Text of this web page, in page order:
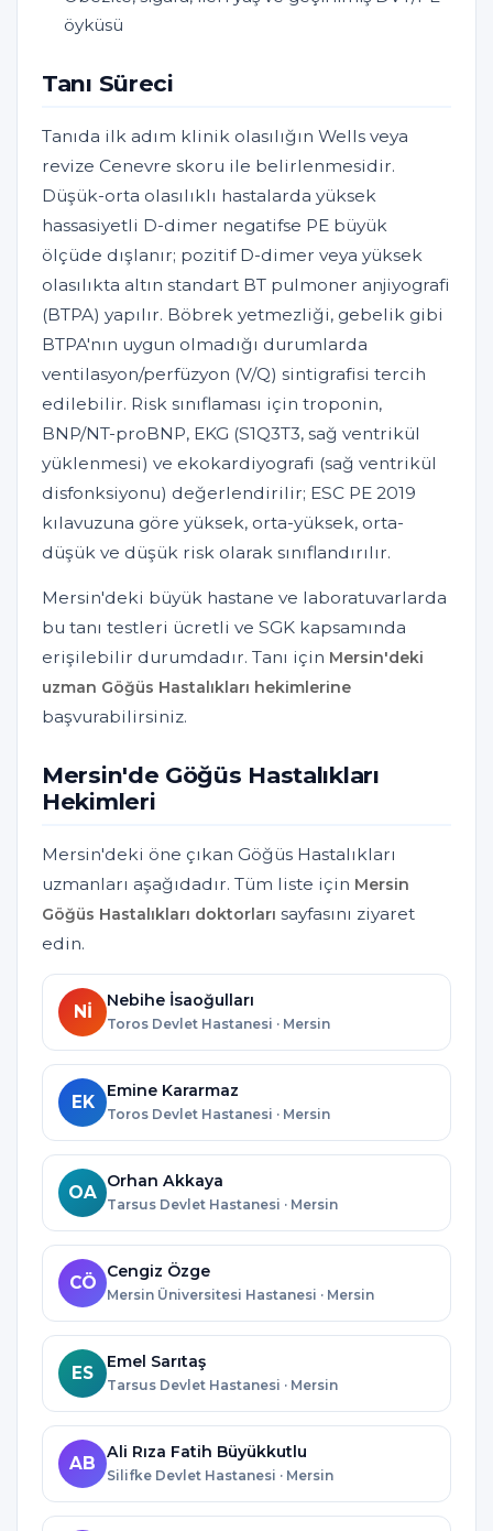
öyküsü
Tanı Süreci
Tanıda ilk adım klinik olasılığın Wells veya
revize Cenevre skoru ile belirlenmesidir.
Düşük-orta olasılıklı hastalarda yüksek
hassasiyetli D-dimer negatifse PE büyük
ölçüde dışlanır; pozitif D-dimer veya yüksek
olasılıkta altın standart BT pulmoner anjiyografi
(BTPA) yapılır. Böbrek yetmezliği, gebelik gibi
BTPA'nın uygun olmadığı durumlarda
ventilasyon/perfüzyon (V/Q) sintigrafisi tercih
edilebilir. Risk sınıflaması için troponin,
BNP/NT-proBNP, EKG (S1Q3T3, sağ ventrikül
yüklenmesi) ve ekokardiyografi (sağ ventrikül
disfonksiyonu) değerlendirilir; ESC PE 2019
kılavuzuna göre yüksek, orta-yüksek, orta-
düşük ve düşük risk olarak sınıflandırılır.
Mersin'deki büyük hastane ve laboratuvarlarda
bu tanı testleri ücretli ve SGK kapsamında
erişilebilir durumdadır. Tanı için Mersin'deki
uzman Göğüs Hastalıkları hekimlerine
başvurabilirsiniz.
Mersin'de Göğüs Hastalıkları
Hekimleri
Mersin'deki öne çıkan Göğüs Hastalıkları
uzmanları aşağıdadır. Tüm liste için Mersin
Göğüs Hastalıkları doktorları sayfasını ziyaret
edin.
Nİ
Nebihe İsaoğulları
Toros Devlet Hastanesi · Mersin
EK
Emine Kararmaz
Toros Devlet Hastanesi · Mersin
OA
Orhan Akkaya
Tarsus Devlet Hastanesi · Mersin
CÖ
Cengiz Özge
Mersin Üniversitesi Hastanesi · Mersin
ES
Emel Sarıtaş
Tarsus Devlet Hastanesi · Mersin
AB
Ali Rıza Fatih Büyükkutlu
Silifke Devlet Hastanesi · Mersin